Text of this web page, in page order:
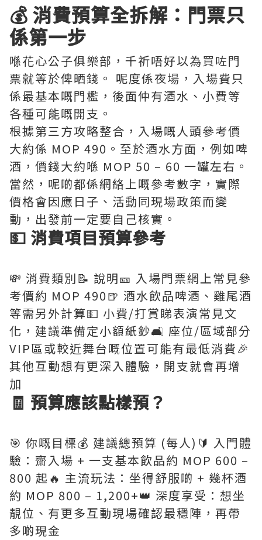
💰 消費預算全拆解：門票只
係第一步
喺花心公子俱樂部，千祈唔好以為買咗門
票就等於俾晒錢。 呢度係夜場，入場費只
係最基本嘅門檻，後面仲有酒水、小費等
各種可能嘅開支。
根據第三方攻略整合，入場嘅人頭參考價
大約係 MOP 490。至於酒水方面，例如啤
酒，價錢大約喺 MOP 50 – 60 一罐左右。
當然，呢啲都係網絡上嘅參考數字，實際
價格會因應日子、活動同現場政策而變
動，出發前一定要自己核實。
💵 消費項目預算參考
💸 消費類別📝 說明🎫 入場門票網上常見參
考價約 MOP 490🍺 酒水飲品啤酒、雞尾酒
等需另外計算💵 小費/打賞睇表演常見文
化，建議準備定小額紙鈔🛋️ 座位/區域部分
VIP區或較近舞台嘅位置可能有最低消費🎉
其他互動想有更深入體驗，開支就會再增
加
🧾 預算應該點樣預？
🎯 你嘅目標💰 建議總預算 (每人)🔰 入門體
驗：齋入場 + 一支基本飲品約 MOP 600 –
800 起🔥 主流玩法：坐得舒服啲 + 幾杯酒
約 MOP 800 – 1,200+👑 深度享受：想坐
靚位、有更多互動現場確認最穩陣，再帶
多啲現金